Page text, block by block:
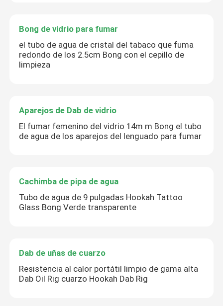
Bong de vidrio para fumar
el tubo de agua de cristal del tabaco que fuma
redondo de los 2.5cm Bong con el cepillo de
limpieza
Aparejos de Dab de vidrio
El fumar femenino del vidrio 14m m Bong el tubo
de agua de los aparejos del lenguado para fumar
Cachimba de pipa de agua
Tubo de agua de 9 pulgadas Hookah Tattoo
Glass Bong Verde transparente
Dab de uñas de cuarzo
Resistencia al calor portátil limpio de gama alta
Dab Oil Rig cuarzo Hookah Dab Rig